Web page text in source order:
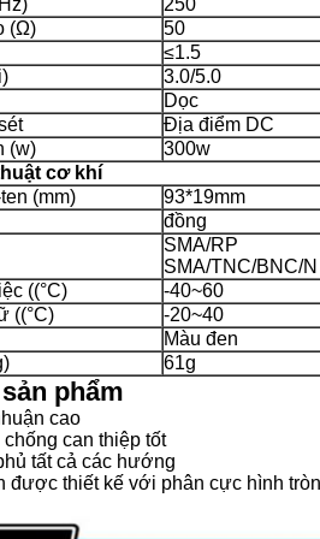
250
(Ω)
50
≤1.5
3.0/5.0
Dọc
Địa điểm DC
(w)
300w
cơ khí
(mm)
93*19mm
đồng
SMA/RP
SMA/TNC/BNC/N
((°C)
-40~60
((°C)
-20~40
Màu đen
61g
phẩm
cao
can thiệp tốt
tất cả các hướng
được thiết kế với phân cực hình